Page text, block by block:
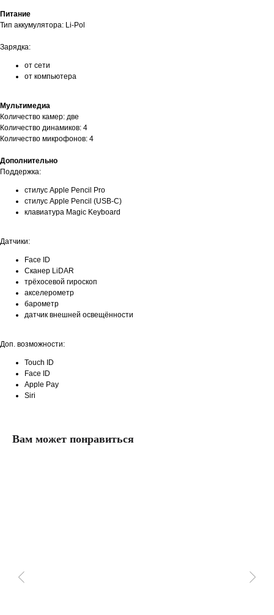
Питание
Тип аккумулятора: Li-Pol
Зарядка:
от сети
от компьютера
Мультимедиа
Количество камер: две
Количество динамиков: 4
Количество микрофонов: 4
Дополнительно
Поддержка:
стилус Apple Pencil Pro
стилус Apple Pencil (USB-C)
клавиатура Magic Keyboard
Датчики:
Face ID
Сканер LiDAR
трёхосевой гироскоп
акселерометр
барометр
датчик внешней освещённости
Доп. возможности:
Touch ID
Face ID
Apple Pay
Siri
Вам может понравиться